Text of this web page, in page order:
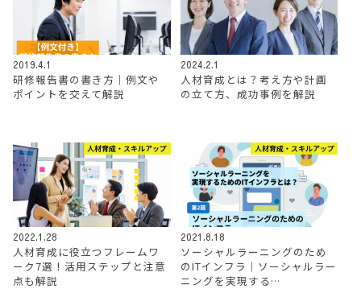
2019.4.1
研修報告書の書き方｜例文や
ポイントを交えて解説
2024.2.1
人材育成とは？考え方や計画
の立て方、成功事例を解説
人材育成・スキルアップ
2022.1.28
人材育成に役立つフレームワ
ーク7選！活用ステップと注意
点も解説
人材育成・スキルアップ
2021.8.18
ソーシャルラーニングのため
のITインフラ｜ソーシャルラー
ニングを実現する…